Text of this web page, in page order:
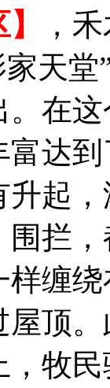
，
家天
。在
富达
升起
围拦
样缠
屋顶
，牧